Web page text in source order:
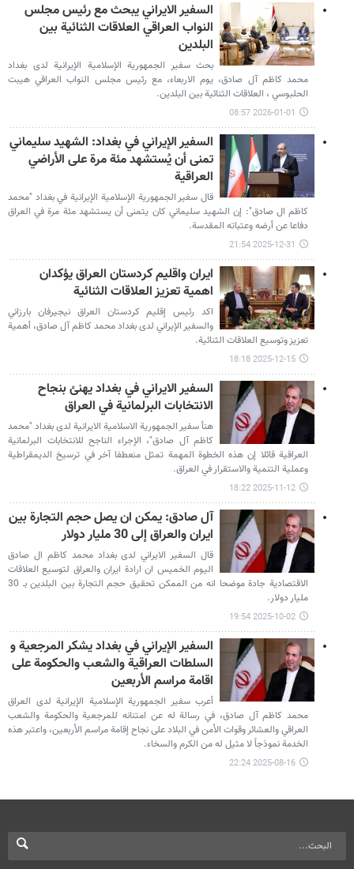
السفير الايراني يبحث مع رئيس مجلس
النواب العراقي العلاقات الثنائية بين
البلدين
بحث سفير الجمهورية الإسلامية الإيرانية لدى بغداد
محمد كاظم آل صادق، يوم الاربعاء، مع رئيس مجلس النواب العراقي هيبت
الحلبوسي ، العلاقات الثنائية بين البلدين.
2026-01-01 08:57
السفير الإيراني في بغداد: الشهيد سليماني
تمنى أن يُستشهد مئة مرة على الأراضي
العراقية
قال سفير الجمهورية الإسلامية الإيرانية في بغداد "محمد
كاظم ال صادق": إن الشهيد سليماني كان يتمنى أن يستشهد مئة مرة في العراق
دفاعا عن أرضه وعتباته المقدسة.
2025-12-31 21:54
ايران واقليم كردستان العراق يؤكدان
اهمية تعزيز العلاقات الثنائية
اكد رئيس إقليم كردستان العراق نيجيرفان بارزاني
والسفير الإيراني لدى بغداد محمد كاظم آل صادق، أهمية
تعزيز وتوسيع العلاقات الثنائية.
2025-12-15 18:18
السفير الايراني في بغداد يهنئ بنجاح
الانتخابات البرلمانية في العراق
هنأ سفير الجمهورية الاسلامية الايرانية لدى بغداد "محمد
كاظم آل صادق"، الإجراء الناجح للانتخابات البرلمانية
العراقیة قائلا إن هذه الخطوة المهمة تمثل منعطفا آخر في ترسيخ الديمقراطية
وعملية التنمية والاستقرار في العراق.
2025-11-12 18:22
آل صادق: يمكن ان يصل حجم التجارة بين
ايران والعراق إلى 30 مليار دولار
قال السفير الايراني لدى بغداد محمد كاظم ال صادق
اليوم الخميس ان ارادة ايران والعراق لتوسيع العلاقات
الاقتصادية جادة موضحا انه من الممكن تحقيق حجم التجارة بين البلدين بـ 30
مليار دولار.
2025-10-02 19:54
السفير الإيراني في بغداد يشكر المرجعية و
السلطات العراقية والشعب والحكومة على
اقامة مراسم الأربعين
أعرب سفير الجمهورية الإسلامية الإيرانية لدى العراق
محمد كاظم آل صادق، في رسالة له عن امتنانه للمرجعية والحكومة والشعب
العراقي والعشائر وقوات الأمن في البلاد على نجاح إقامة مراسم الأربعين، واعتبر هذه
الخدمة نموذجاً لا مثيل له من الكرم والسخاء.
2025-08-16 22:24